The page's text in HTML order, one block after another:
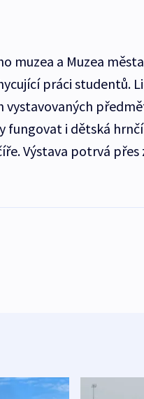
muzea a Muzea města
práci studentů.
fungovat i dětská
Výstava potrvá přes